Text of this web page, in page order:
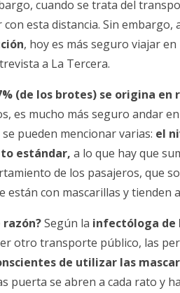
cuando se trata del
con esta distancia. Sin embargo,
, hoyes más seguro viajar
a La Tercera.
(de los brotes) se origina
es mucho más seguro andar
se pueden mencionar varias: el
estándar, a lo que hay que
de los pasajeros, que
están con mascarillas y tienden
razón?Según la infectóloga de
otro transporte público, las
de utilizar las
puerta se abren a cada rato y